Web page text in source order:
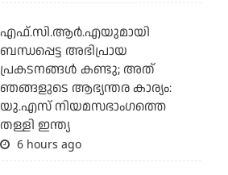
എഫ്.സി.ആര്‍.എയുമായി
ബന്ധപ്പെട്ട അഭിപ്രായ
പ്രകടനങ്ങള്‍ കണ്ടു; അത്
ഞങ്ങളുടെ ആഭ്യന്തര കാര്യം:
യു.എസ് നിയമസഭാംഗത്തെ
തള്ളി ഇന്ത്യ
6 hours ago